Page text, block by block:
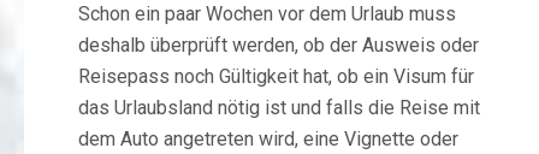
Schon ein paar Wochen vor dem Urlaub muss
deshalb überprüft werden, ob der Ausweis oder
Reisepass noch Gültigkeit hat, ob ein Visum für
das Urlaubsland nötig ist und falls die Reise mit
dem Auto angetreten wird, eine Vignette oder